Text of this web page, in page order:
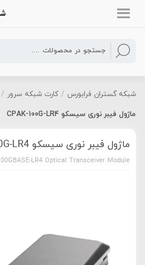
شبکه گستران فرابورس / کارت شبکه سرور /
ماژول فیبر نوری سیسکو CPAK-100G-LR4
ماژول فیبر نوری سیسکو CPAK-100G-LR4
LR4 Optical Transceiver Module